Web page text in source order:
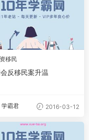
移民
反移民案升温
学霸君 2016-03-12